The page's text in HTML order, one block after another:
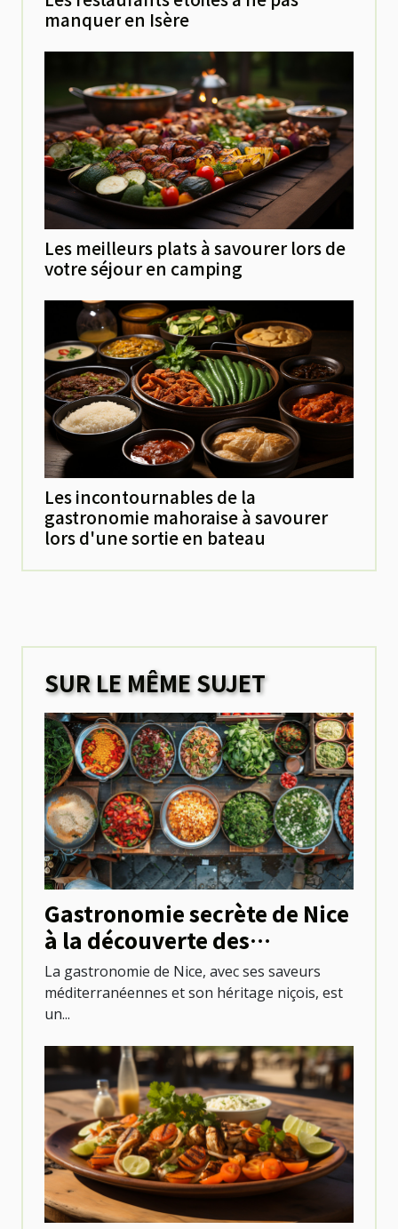
manquer en Isère
Les meilleurs plats à savourer lors de
votre séjour en camping
Les incontournables de la
gastronomie mahoraise à savourer
lors d'une sortie en bateau
SUR LE MÊME SUJET
Gastronomie secrète de Nice
à la découverte des
établissements atypiques et
abordables
La gastronomie de Nice, avec ses saveurs
méditerranéennes et son héritage niçois, est
un...